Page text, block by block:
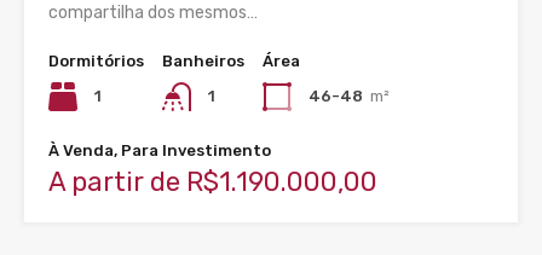
compartilha dos mesmos…
Dormitórios
1
Banheiros
1
Área
46-48 m²
À Venda, Para Investimento
A partir de R$1.190.000,00